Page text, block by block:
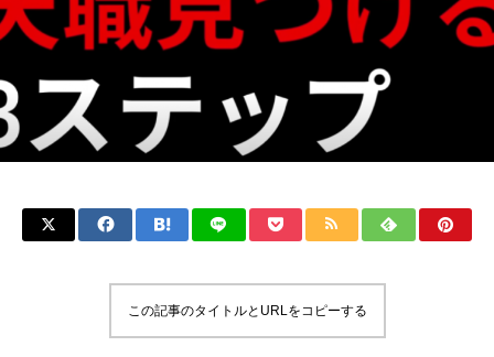
この記事のタイトルとURLをコピーする